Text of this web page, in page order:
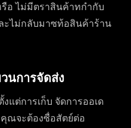
อ ไม่มีตราสินค้าทกำกับ
ะไม่กลับมาซท้อสินค้าร้าน
นการจัดส่ง
แต่การเก็บ จัดการออเด
ณจะต้องซื่อสัตย์ต่อ